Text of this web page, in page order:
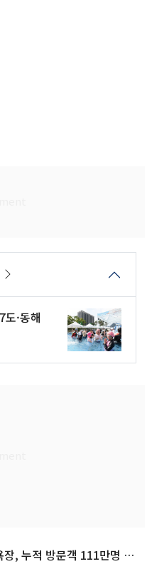
·동해
, 누적 방문객 111만명 줄